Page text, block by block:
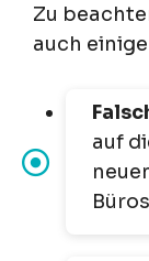
Zu
auch
auf